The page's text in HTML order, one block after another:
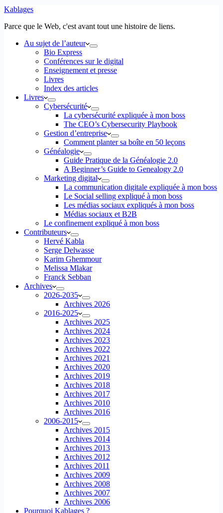
Kablages
Parce que le Web, c'est avant tout une histoire de liens.
Au sujet de l’auteur
Bio Express
Conférences sur le digital
Enseignement et presse
Livres
Index des articles
Livres
Cybersécurité
La cybersécurité expliquée à mon boss
The CEO’s Cybersecurity Playbook
Gestion d’entreprise
Comment planter sa boîte en 50 leçons
Généalogie
Guide Pratique de la Généalogie 2.0
A Beginner’s Guide to Genealogy 2.0
Marketing digital
La communication digitale expliquée à mon boss
Le Social selling expliqué à mon boss
Les médias sociaux expliqués à mon boss
Médias sociaux et B2B
Le confinement expliqué à mon boss
Contributeurs
Hervé Kabla
Serge Delwasse
Karim Ghemmour
Melissa Mlakar
Franck Sebban
Archives
2026-2035
Archives 2026
2016-2025
Archives 2025
Archives 2024
Archives 2023
Archives 2022
Archives 2021
Archives 2020
Archives 2019
Archives 2018
Archives 2017
Archives 2010
Archives 2016
2006-2015
Archives 2015
Archives 2014
Archives 2013
Archives 2012
Archives 2011
Archives 2009
Archives 2008
Archives 2007
Archives 2006
Pourquoi Kablages ?